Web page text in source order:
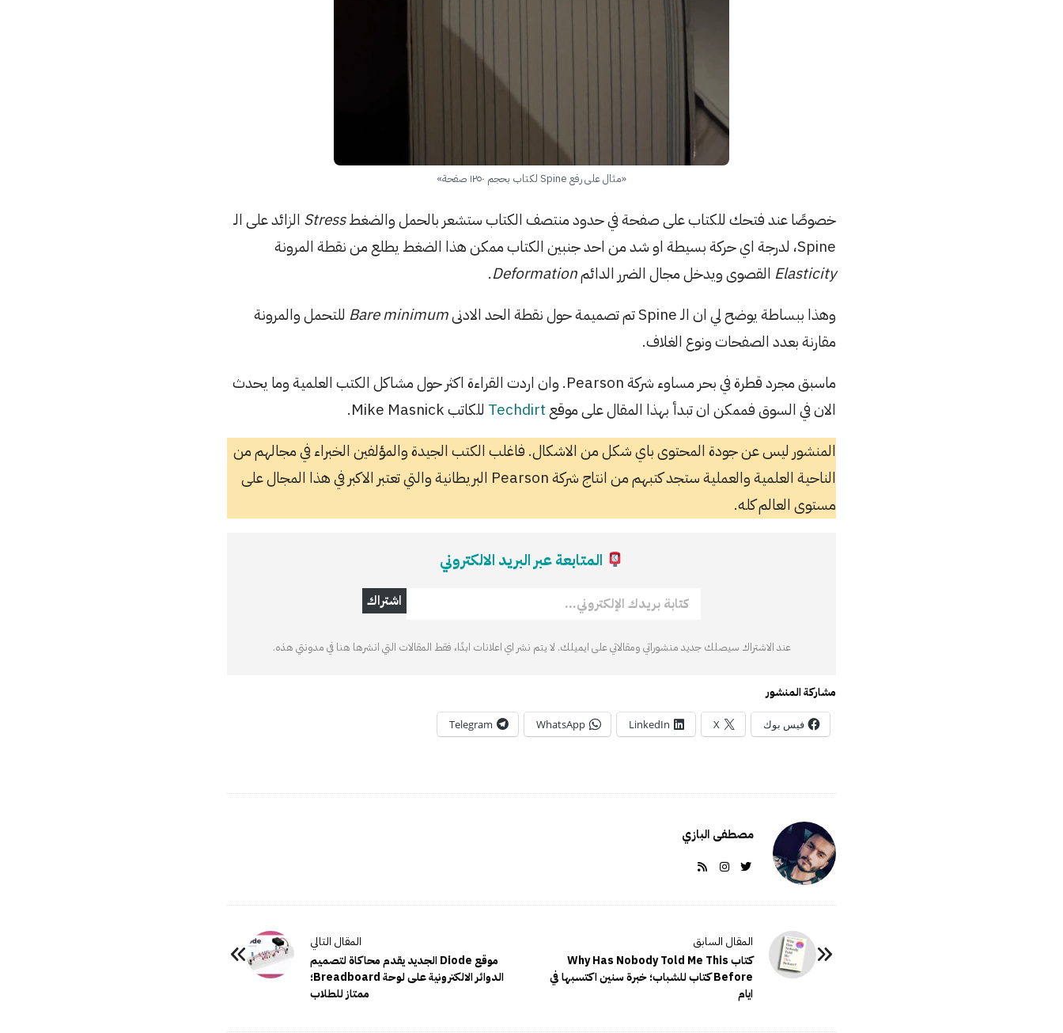
«مثال على رفع Spine لكتاب بحجم ١٢٥٠ صفحة»
خصوصًا عند فتحك للكتاب على صفحة في حدود منتصف الكتاب ستشعر بالحمل والضغطStress الزائد على الـ
Spine، لدرجة اي حركة بسيطة او شد من احد جنبين الكتاب ممكن هذا الضغط يطلع من نقطة المرونة
Elasticity القصوى ويدخل مجال الضرر الدائمDeformation
.
وهذا ببساطة يوضح لي ان الـ Spine تم تصميمة حول نقطة الحد الادنى
Bare minimum للتحمل والمرونة
مقارنة بعدد الصفحات ونوع الغلاف.
ماسبق مجرد قطرة في بحر مساوء شركة Pearson. وان اردت القراءة اكثر حول مشاكل الكتب العلمية وما يحدث
الان في السوق فممكن ان تبدأ بهذا المقال على موقعTechdirt للكاتب Mike Masnick.
المنشور ليس عن جودة المحتوى باي شكل من الاشكال. فاغلب الكتب الجيدة والمؤلفين الخبراء في مجالهم من
الناحية العلمية والعملية ستجد كتبهم من انتاج شركة Pearson البريطانية والتي تعتبر الاكبر في هذا المجال على
مستوى العالم كله.
المتابعة عبر البريد الالكتروني
اشتراك
عند الاشتراك سيصلك جديد منشوراتي ومقالاتي على ايميلك. لا يتم نشر اي اعلانات ابدًا، فقط المقالات التي انشرها هنا في مدونتي هذه.
مشاركة المنشور
فيس بوك X
LinkedIn
WhatsApp
Telegram
مصطفى البازي
كتاب Why Has Nobody Told Me This
Before كتاب للشباب؛ خبرة سنين اكتسبها في
ايام
موقع Diode الجديد يقدم محاكاة لتصميم
الدوائر الالكترونية على لوحة Breadboard؛
ممتاز للطلاب